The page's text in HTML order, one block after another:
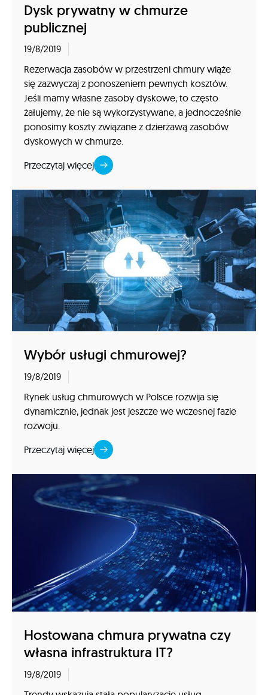
Dysk prywatny w chmurze
publicznej
19/8/2019
Rezerwacja zasobów w przestrzeni chmury wiąże
się zazwyczaj z ponoszeniem pewnych kosztów.
Jeśli mamy własne zasoby dyskowe, to często
żałujemy, że nie są wykorzystywane, a jednocześnie
ponosimy koszty związane z dzierżawą zasobów
dyskowych w chmurze.
Przeczytaj więcej
Wybór usługi chmurowej?
19/8/2019
Rynek usług chmurowych w Polsce rozwija się
dynamicznie, jednak jest jeszcze we wczesnej fazie
rozwoju.
Przeczytaj więcej
Hostowana chmura prywatna czy
własna infrastruktura IT?
19/8/2019